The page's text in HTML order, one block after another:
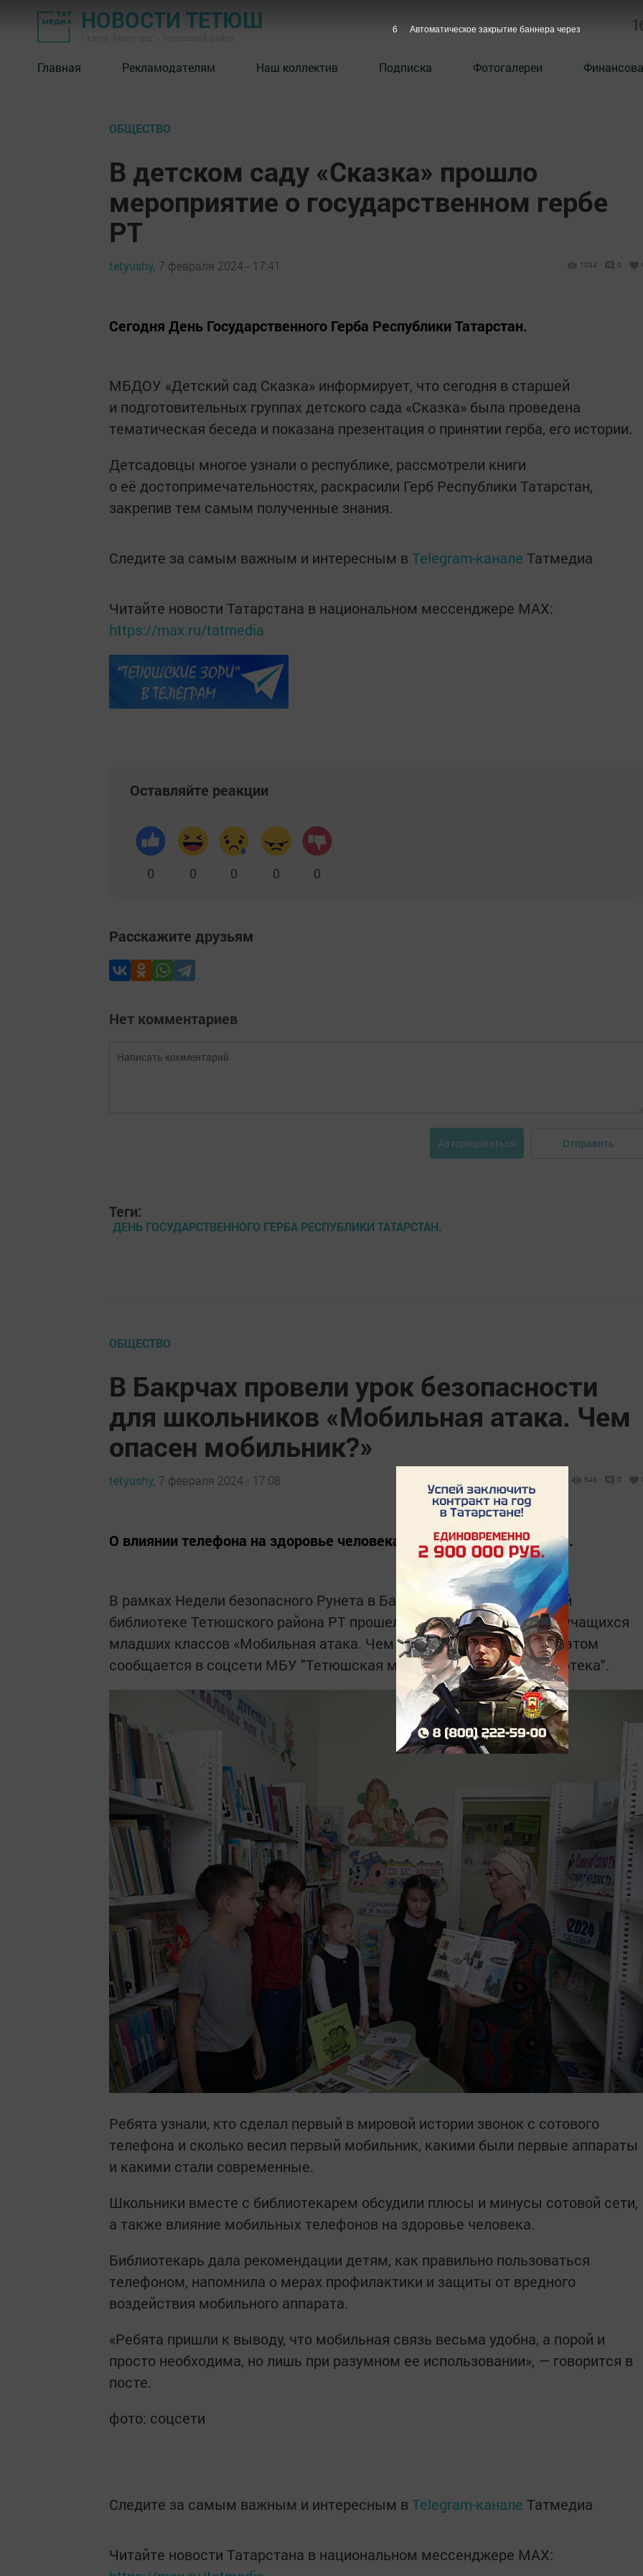
НОВОСТИ ТЕТЮШ
Главная Рекламодателям Наш коллектив Подписка Фотогалереи
ОБЩЕСТВО
В детском саду «Сказка» прошло
мероприятие о государственном гербе
РТ
tetyushy, 7 февраля 2024 - 17:41 1034 0
Сегодня День Государственного Герба Республики Татарстан.
МБДОУ «Детский сад Сказка» информирует, что сегодня в старшей
и подготовительных группах детского сада «Сказка» была проведена
тематическая беседа и показана презентация о принятии герба, его истории.
Детсадовцы многое узнали о республике, рассмотрели книги
о её достопримечательностях, раскрасили Герб Республики Татарстан,
закрепив тем самым полученные знания.
Следите за самым важным и интересным в Telegram-канале Татмедиа
Читайте новости Татарстана в национальном мессенджере MАХ:
https://max.ru/tatmedia
Оставляйте реакции
0 0 0 0 0
Расскажите друзьям
Нет комментариев
Авторизоваться Отправить
Теги:
ДЕНЬ ГОСУДАРСТВЕННОГО ГЕРБА РЕСПУБЛИКИ ТАТАРСТАН.
ОБЩЕСТВО
В Бакрчах провели урок безопасности
для школьников «Мобильная атака. Чем
опасен мобильник?»
tetyushy, 7 февраля 2024 - 17:08 648 0
О влиянии телефона на здоровье человека мало кто задумывается.
В рамках Недели безопасного Рунета в Бакрчинской поселенческой
библиотеке Тетюшского района РТ прошел урок безопасности для учащихся
младших классов «Мобильная атака. Чем опасен мобильник?». Об этом
сообщается в соцсети МБУ "Тетюшская межпоселенческая библиотека".
Ребята узнали, кто сделал первый в мировой истории звонок с сотового
телефона и сколько весил первый мобильник, какими были первые аппараты
и какими стали современные.
Школьники вместе с библиотекарем обсудили плюсы и минусы сотовой сети,
а также влияние мобильных телефонов на здоровье человека.
Библиотекарь дала рекомендации детям, как правильно пользоваться
телефоном, напомнила о мерах профилактики и защиты от вредного
воздействия мобильного аппарата.
«Ребята пришли к выводу, что мобильная связь весьма удобна, а порой и
просто необходима, но лишь при разумном ее использовании», — говорится в
посте.
фото: соцсети
Следите за самым важным и интересным в Telegram-канале Татмедиа
Читайте новости Татарстана в национальном мессенджере MАХ:
4 Автоматическое закрытие баннера через